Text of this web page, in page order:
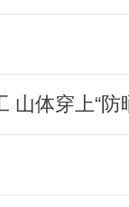
山体穿上“防